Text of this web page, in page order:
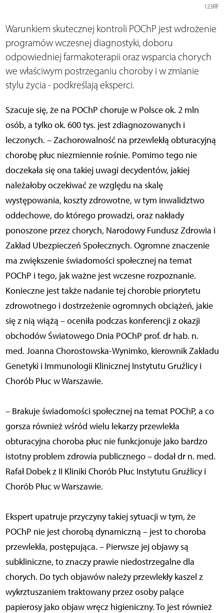
123RF
Warunkiem skutecznej kontroli POChP jest wdrożenie
programów wczesnej diagnostyki, doboru
odpowiedniej farmakoterapii oraz wsparcia chorych
we właściwym postrzeganiu choroby i w zmianie
stylu życia - podkreślają eksperci.
Szacuje się, że na POChP choruje w Polsce ok. 2 mln
osób, a tylko ok. 600 tys. jest zdiagnozowanych i
leczonych. – Zachorowalność na przewlekłą obturacyjną
chorobę płuc niezmiennie rośnie. Pomimo tego nie
doczekała się ona takiej uwagi decydentów, jakiej
należałoby oczekiwać ze względu na skalę
występowania, koszty zdrowotne, w tym inwalidztwo
oddechowe, do którego prowadzi, oraz nakłady
ponoszone przez chorych, Narodowy Fundusz Zdrowia i
Zakład Ubezpieczeń Społecznych. Ogromne znaczenie
ma zwiększenie świadomości społecznej na temat
POChP i tego, jak ważne jest wczesne rozpoznanie.
Konieczne jest także nadanie tej chorobie priorytetu
zdrowotnego i dostrzeżenie ogromnych obciążeń, jakie
się z nią wiążą – oceniła podczas konferencji z okazji
obchodów Światowego Dnia POChP prof. dr hab. n.
med. Joanna Chorostowska-Wynimko, kierownik Zakładu
Genetyki i Immunologii Klinicznej Instytutu Gruźlicy i
Chorób Płuc w Warszawie.
– Brakuje świadomości społecznej na temat POChP, a co
gorsza również wśród wielu lekarzy przewlekła
obturacyjna choroba płuc nie funkcjonuje jako bardzo
istotny problem zdrowia publicznego – dodał dr n. med.
Rafał Dobek z II Kliniki Chorób Płuc Instytutu Gruźlicy i
Chorób Płuc w Warszawie.
Ekspert upatruje przyczyny takiej sytuacji w tym, że
POChP nie jest chorobą dynamiczną – jest to choroba
przewlekła, postępująca. – Pierwsze jej objawy są
subkliniczne, to znaczy prawie niedostrzegalne dla
chorych. Do tych objawów należy przewlekły kaszel z
wykrztuszaniem traktowany przez osoby palące
papierosy jako objaw wręcz higieniczny. To jest również